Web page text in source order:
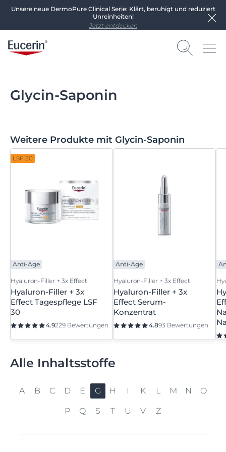
Unsere neue DermoPure Clinical Serie: Klärt, beruhigt und reduziert
Unreinheiten!
Jetzt entdecken
Glycin-Saponin
Weitere Produkte mit Glycin-Saponin
LSF 30
Anti-Age
Hyaluron-Filler + 3x Effect
Hyaluron-Filler + 3x
Effect Tagespflege LSF
30
4.9229 Bewertungen
Anti-Age
Hyaluron-Filler + 3x Effect
Hyaluron-Filler + 3x
Effect Serum-
Konzentrat
4.893 Bewertungen
Alle Inhaltsstoffe
A B C D E G H I K L M N O
P Q S T U V Z